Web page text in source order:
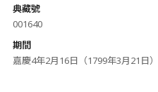
典藏號
001640
期間
嘉慶4年2月16日（1799年3月21日）